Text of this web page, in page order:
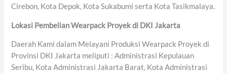
Cirebon, Kota Depok, Kota Sukabumi serta Kota Tasikmalaya.
Lokasi Pembelian Wearpack Proyek di DKI Jakarta
Daerah Kami dalam Melayani Produksi Wearpack Proyek di
Provinsi DKI Jakarta meliputi : Administrasi Kepulauan
Seribu, Kota Administrasi Jakarta Barat, Kota Administrasi